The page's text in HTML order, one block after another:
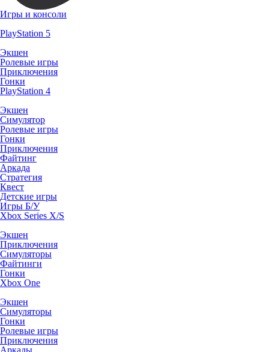
Игры и консоли
PlayStation 5
Экшен
Ролевые игры
Приключения
Гонки
PlayStation 4
Экшен
Симулятор
Ролевые игры
Гонки
Приключения
Файтинг
Аркада
Стратегия
Квест
Детские игры
Игры Б/У
Xbox Series X/S
Экшен
Приключения
Симуляторы
Файтинги
Гонки
Xbox One
Экшен
Симуляторы
Гонки
Ролевые игры
Приключения
Аркады